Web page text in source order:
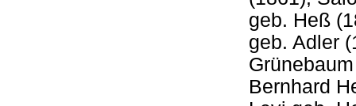
geb. Heß
geb. Adler
Bernhard